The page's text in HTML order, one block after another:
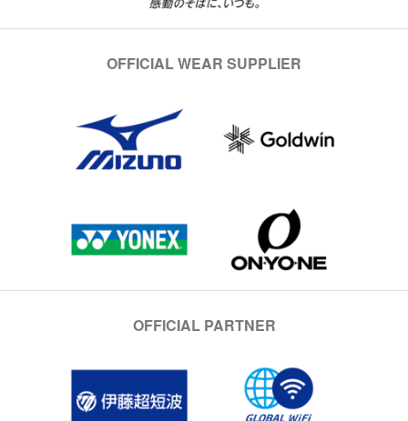
OFFICIAL WEAR SUPPLIER
OFFICIAL PARTNER